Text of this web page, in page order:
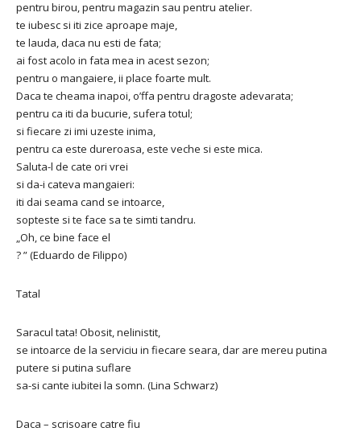
pentru birou, pentru magazin sau pentru atelier.
te iubesc si iti zice aproape maje,
te lauda, ​​daca nu esti de fata;
ai fost acolo in fata mea in acest sezon;
pentru o mangaiere, ii place foarte mult.
Daca te cheama inapoi, o’ffa pentru dragoste adevarata;
pentru ca iti da bucurie, sufera totul;
si fiecare zi imi uzeste inima,
pentru ca este dureroasa, este veche si este mica.
Saluta-l de cate ori vrei
si da-i cateva mangaieri:
iti dai seama cand se intoarce,
sopteste si te face sa te simti tandru.
„Oh, ce bine face el
? ” (Eduardo de Filippo)
Tatal
Saracul tata! Obosit, nelinistit,
se intoarce de la serviciu in fiecare seara, dar are mereu putina
putere si putina suflare
sa-si cante iubitei la somn. (Lina Schwarz)
Daca – scrisoare catre fiu